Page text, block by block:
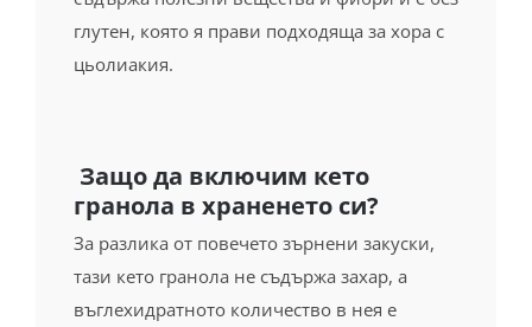
Защо да включим кето
тази кето гранола не съдържа захар, а
въглехидратното количество в нея е
значително по-ниско особено в сравнение
с овесените ядки. Това я прави многопо-
полезна и диетичнаи може да се